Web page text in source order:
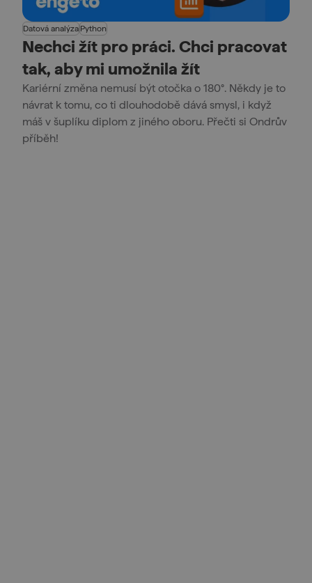
Datová analýza Python
Nechci žít pro práci. Chci pracovat
tak, aby mi umožnila žít
Kariérní změna nemusí být otočka o 180°. Někdy je to
návrat k tomu, co ti dlouhodobě dává smysl, i když
máš v šuplíku diplom z jiného oboru. Přečti si Ondrův
příběh!